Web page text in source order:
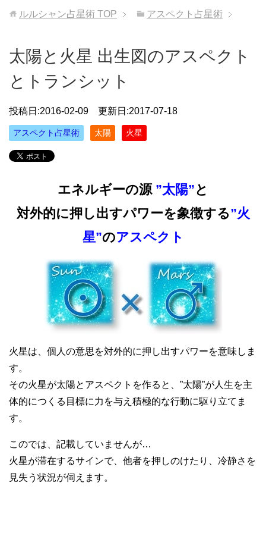
ルルシャン占星術 TOP アスペクト占星術
太陽と火星 出生図のアスペクト
とトランシット
投稿日:2016-02-09 更新日:2017-07-18
アスペクト占星術 太陽 火星
エネルギーの源 ”太陽”と
対外的に押し出すパワーを象徴する”火
星”のアスペクト
火星は、個人の意思を対外的に押し出すパワーを意味しま
す。
その火星が太陽とアスペクトを作ると、”太陽”が人生を主
体的につくる目標に力を与え積極的な行動に駆り立てま
す。
このでは、記載していませんが…
火星が滞在するサインで、他者を押しのけたり、冷静さを
見失う状況が伺えます。